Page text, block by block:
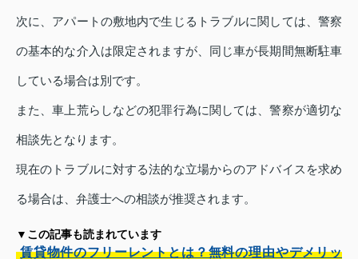
次に、アパートの敷地内で生じるトラブルに関しては、警察
の基本的な介入は限定されますが、同じ車が長期間無断駐車
している場合は別です。
また、車上荒らしなどの犯罪行為に関しては、警察が適切な
相談先となります。
現在のトラブルに対する法的な立場からのアドバイスを求め
る場合は、弁護士への相談が推奨されます。
▼この記事も読まれています
賃貸物件のフリーレントとは？無料の理由やデメリッ